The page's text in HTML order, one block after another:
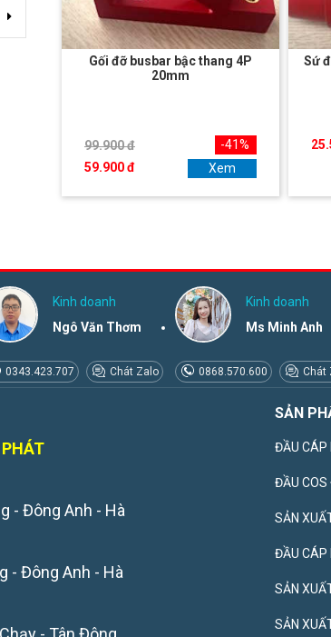
Gối đỡ busbar bậc thang 4P
20mm
99.900 đ
59.900 đ
-41%
Xem
Sứ
Kinh doanh
Ngô Văn Thơm
0343.423.707 Chát Zalo
Kinh doanh
Ms Minh Anh
0868.570.600 Chát
- Đông Anh - Hà
- Đông Anh - Hà
SẢN
ĐẦU CÁP
ĐẦU COS
SẢN
ĐẦU CÁP
SẢN
SẢN